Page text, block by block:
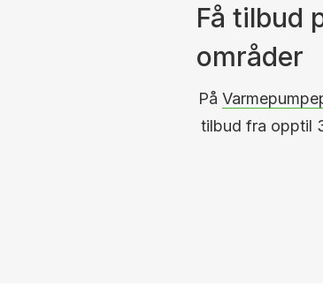
Få tilbud
områder
På
tilbud fra opptil